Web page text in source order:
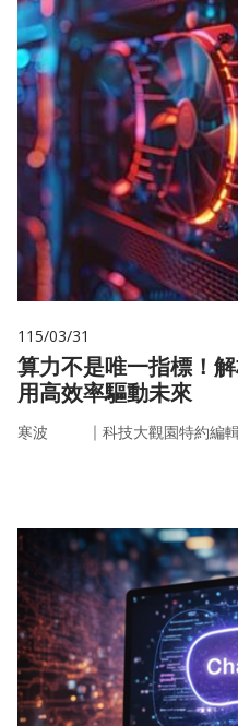
115/03/31
算力不是唯一指標！
用高效率驅動未來
寒波 ｜ 科技大觀園特約編